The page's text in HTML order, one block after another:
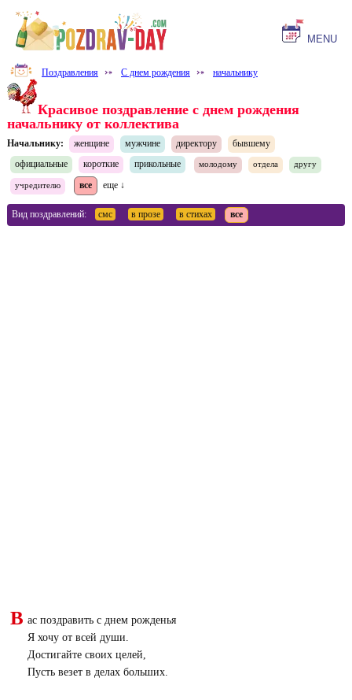
MENU
Поздравления ⤐ С днем рождения ⤐ начальнику
Красивое поздравление с днем рождения
начальнику от коллектива
Начальнику: женщине мужчине директору
бывшему
официальные
короткие прикольные молодому отдела другу
учредителю все еще ↓
Вид поздравлений: смс в прозе в стихах все
В ас поздравить с днем рожденья
Я хочу от всей души.
Достигайте своих целей,
Пусть везет в делах больших.